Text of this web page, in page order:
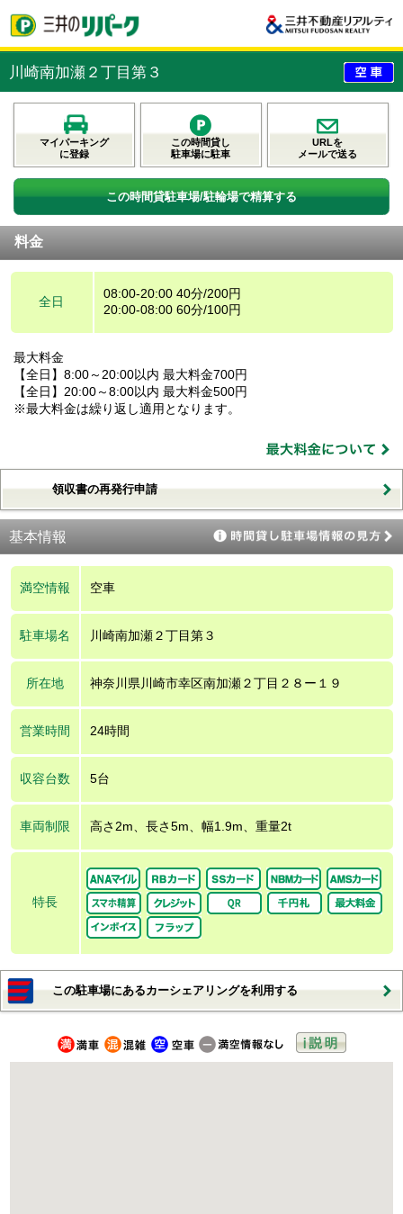
川崎南加瀬２丁目第３
マイパーキング
に登録
この時間貸し
駐車場に駐車
URLを
メールで送る
この時間貸駐車場/駐輪場で精算する
料金
全日
08:00-20:00 40分/200円
20:00-08:00 60分/100円
最大料金
【全日】8:00～20:00以内 最大料金700円
【全日】20:00～8:00以内 最大料金500円
※最大料金は繰り返し適用となります。
領収書の再発行申請
基本情報
満空情報 空車
駐車場名 川崎南加瀬２丁目第３
所在地 神奈川県川崎市幸区南加瀬２丁目２８ー１９
営業時間 24時間
収容台数 5台
車両制限 高さ2m、長さ5m、幅1.9m、重量2t
特長
この駐車場にあるカーシェアリングを利用する